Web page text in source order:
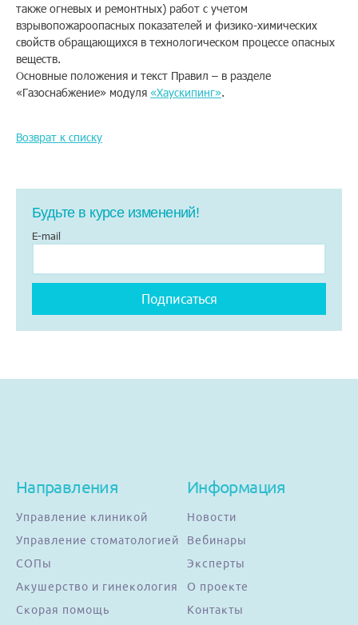
Подписка
Кабинет
Корзина 4
также огневых и ремонтных) работ с учетом
взрывопожароопасных показателей и физико-химических
свойств обращающихся в технологическом процессе опасных
веществ.
Основные положения и текст Правил – в разделе
«Газоснабжение» модуля «Хаускипинг».
Возврат к списку
Будьте в курсе изменений!
E-mail
Направления
Управление клиникой
Управление стоматологией
СОПы
Акушерство и гинекология
Скорая помощь
Информация
Новости
Вебинары
Эксперты
О проекте
Контакты